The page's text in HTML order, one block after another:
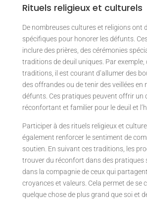
Rituels religieux et culturels
De nombreuses cultures et religions ont
spécifiques pour honorer les défunts.
inclure des prières, des cérémonies
traditions de deuil uniques. Par
traditions, il est courant d’allumer des
des offrandes ou de tenir des veillées en
défunts. Ces pratiques peuvent offrir un
réconfortant et familier pour le deuil et
Participer à des rituels religieux et
également renforcer le sentiment de
soutien. En suivant ces traditions, les
trouver du réconfort dans des pratiques
dans la compagnie de ceux qui
croyances et valeurs. Cela permet de se
quelque chose de plus grand que soi et